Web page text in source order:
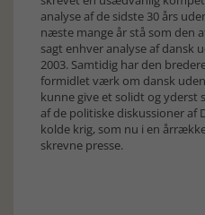
analyse af de sidste 30 års
næste mange år stå som den
sagt enhver analyse af dansk
2003. Samtidig har den
formidlet værk om dansk
kunne give et solidt og yderst
af de politiske diskussioner af
kolde krig, som nu i en
skrevne presse.